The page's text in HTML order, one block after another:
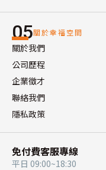
05關於幸福空間
關於我們
公司歷程
企業徵才
聯絡我們
隱私政策
免付費客服專線
平日 09:00~18:30